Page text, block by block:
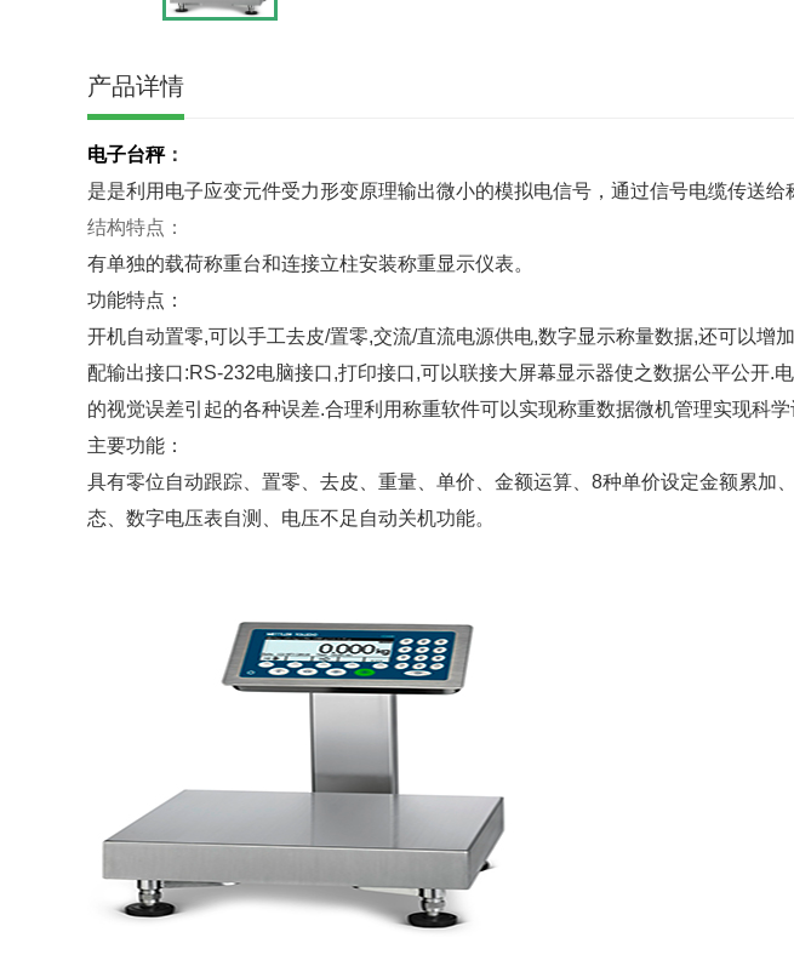
产品详情
电子台秤：
是是利用电子应变元件受力形变原理输出微小的模拟电信号，通过信号电缆传送
结构特点：
有单独的载荷称重台和连接立柱安装称重显示仪表。
功能特点：
开机自动置零,可以手工去皮/置零,交流/直流电源供电,数字显示称量数据,还可以
配输出接口:RS-232电脑接口,打印接口,可以联接大屏幕显示器使之数据公平公开
的视觉误差引起的各种误差.合理利用称重软件可以实现称重数据微机管理实现科学
主要功能：
具有零位自动跟踪、置零、去皮、重量、单价、金额运算、8种单价设定金额累
态、数字电压表自测、电压不足自动关机功能。